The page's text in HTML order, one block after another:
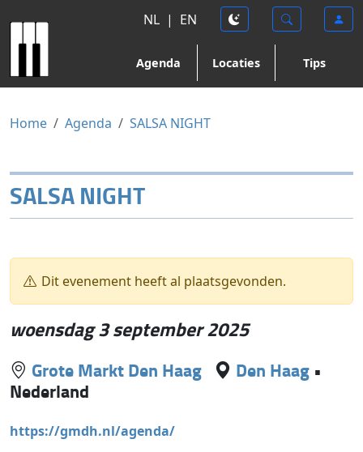
NL | EN
Agenda Locaties Tips
Home Agenda SALSA NIGHT
SALSA NIGHT
Dit evenement heeft al plaatsgevonden.
woensdag 3 september 2025
Grote Markt Den Haag Den Haag •
Nederland
https://gmdh.nl/agenda/